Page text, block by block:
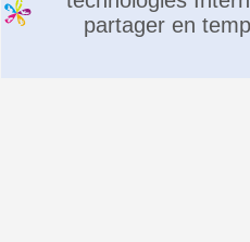
partager en